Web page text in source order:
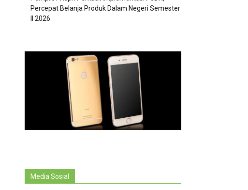
Percepat Belanja Produk Dalam Negeri Semester
II 2026
Media Sosial